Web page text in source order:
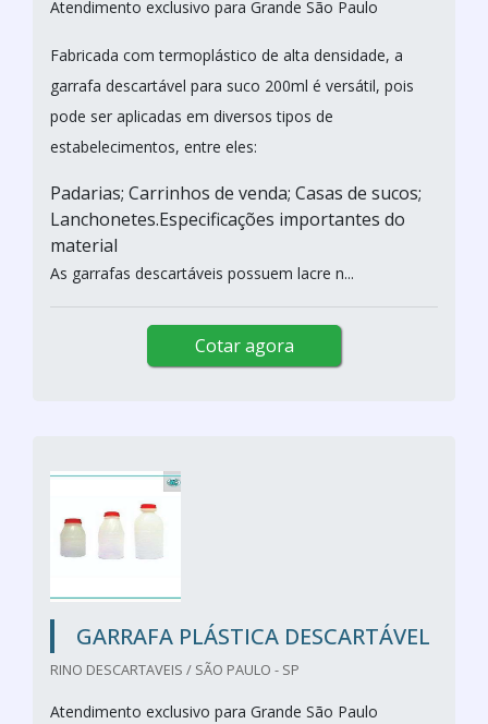
Atendimento exclusivo para Grande São Paulo
Fabricada com termoplástico de alta densidade, a
garrafa descartável para suco 200ml é versátil, pois
pode ser aplicadas em diversos tipos de
estabelecimentos, entre eles:
Padarias; Carrinhos de venda; Casas de sucos;
Lanchonetes.Especificações importantes do
material
As garrafas descartáveis possuem lacre n...
Cotar agora
GARRAFA PLÁSTICA DESCARTÁVEL
RINO DESCARTAVEIS / SÃO PAULO - SP
Atendimento exclusivo para Grande São Paulo